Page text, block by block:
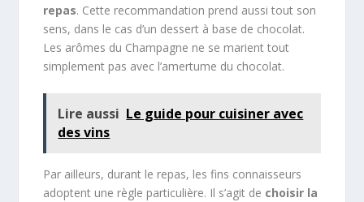
repas. Cette recommandation prend aussi tout son
sens, dans le cas d’un dessert à base de chocolat.
Les arômes du Champagne ne se marient tout
simplement pas avec l’amertume du chocolat.
Lire aussi Le guide pour cuisiner avec
des vins
Par ailleurs, durant le repas, les fins connaisseurs
adoptent une règle particulière. Il s’agit de choisir la